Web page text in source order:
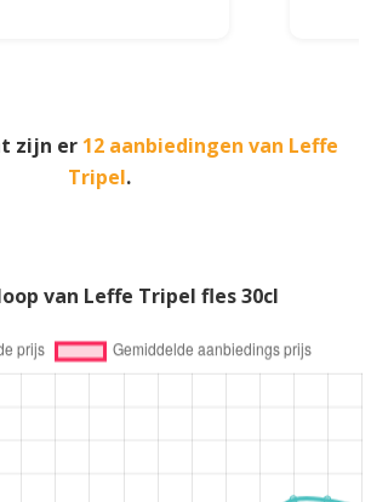
zijn er 12 aanbiedingen van Leffe
Tripel.
van Leffe Tripel fles 30cl